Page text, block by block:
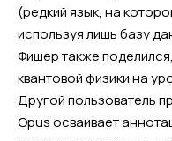
(редкий язык, на
используя лишь базу
Фишер также
квантовой физики на
Другой пользователь
Opus осваивает